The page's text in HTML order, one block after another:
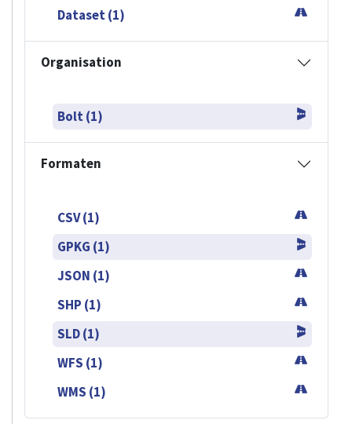
Dataset (1)
Organisation
Bolt (1)
Formaten
CSV (1)
GPKG (1)
JSON (1)
SHP (1)
SLD (1)
WFS (1)
WMS (1)